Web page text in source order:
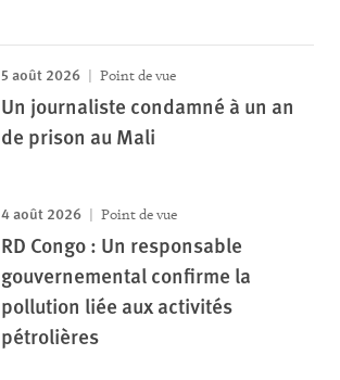
5 août 2026 Point de vue
Un journaliste condamné à un an
de prison au Mali
4 août 2026 Point de vue
RD Congo : Un responsable
gouvernemental confirme la
pollution liée aux activités
pétrolières